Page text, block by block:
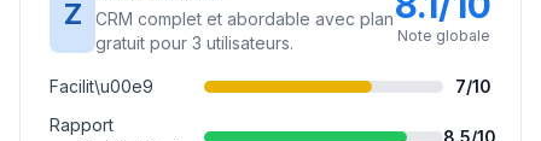
Z
CRM complet et abordable avec plan
gratuit pour 3 utilisateurs.
Note globale
Facilit\u00e9 7/10
Rapport
8.5/10